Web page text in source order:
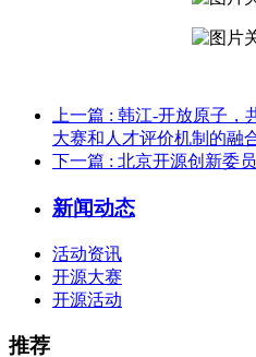
上一篇 : 韩江-开放原子，
大赛和人才评价机制的融
下一篇 : 北京开源创新委
新闻动态
活动资讯
开源大赛
开源活动
推荐